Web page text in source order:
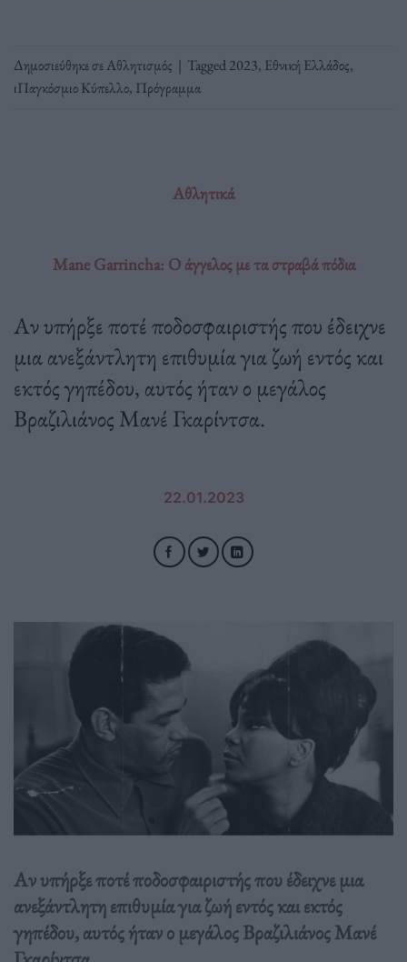
Δημοσιεύθηκε σεΑθλητισμός | Tagged2023, Εθνική Ελλάδος,
ιΠαγκόσμιο Κύπελλο, Πρόγραμμα
Αθλητικά
Mane Garrincha: O άγγελος με τα στραβά πόδια
Αν υπήρξε ποτέ ποδοσφαιριστής που έδειχνε
μια ανεξάντλητη επιθυμία για ζωή εντός και
εκτός γηπέδου, αυτός ήταν ο μεγάλος
Βραζιλιάνος Μανέ Γκαρίντσα.
22.01.2023
Αν υπήρξε ποτέ ποδοσφαιριστής που έδειχνε μια
ανεξάντλητη επιθυμία για ζωή εντός και εκτός
γηπέδου, αυτός ήταν ο μεγάλος Βραζιλιάνος Μανέ